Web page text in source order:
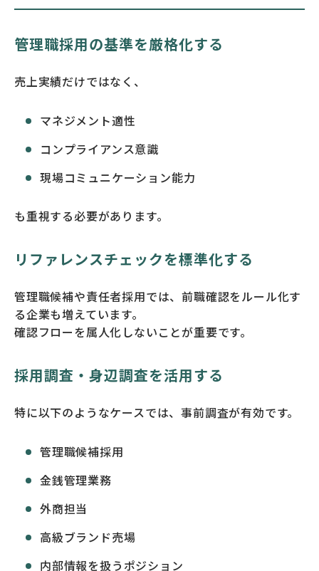
管理職採用の基準を厳格化する
売上実績だけではなく、
マネジメント適性
コンプライアンス意識
現場コミュニケーション能力
も重視する必要があります。
リファレンスチェックを標準化する
管理職候補や責任者採用では、前職確認をルール化す
る企業も増えています。
確認フローを属人化しないことが重要です。
採用調査・身辺調査を活用する
特に以下のようなケースでは、事前調査が有効です。
管理職候補採用
金銭管理業務
外商担当
高級ブランド売場
内部情報を扱うポジション